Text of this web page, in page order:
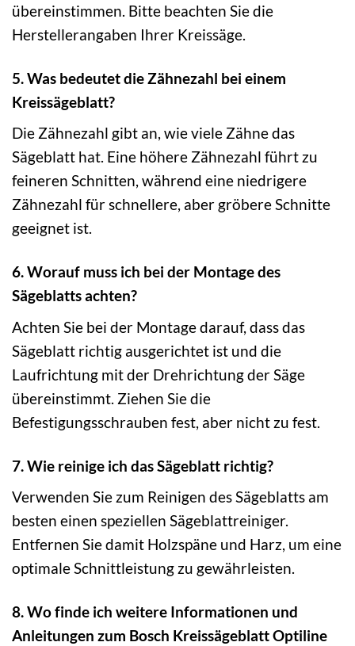
übereinstimmen. Bitte beachten Sie die
Herstellerangaben Ihrer Kreissäge.
5. Was bedeutet die Zähnezahl bei einem
Kreissägeblatt?
Die Zähnezahl gibt an, wie viele Zähne das
Sägeblatt hat. Eine höhere Zähnezahl führt zu
feineren Schnitten, während eine niedrigere
Zähnezahl für schnellere, aber gröbere Schnitte
geeignet ist.
6. Worauf muss ich bei der Montage des
Sägeblatts achten?
Achten Sie bei der Montage darauf, dass das
Sägeblatt richtig ausgerichtet ist und die
Laufrichtung mit der Drehrichtung der Säge
übereinstimmt. Ziehen Sie die
Befestigungsschrauben fest, aber nicht zu fest.
7. Wie reinige ich das Sägeblatt richtig?
Verwenden Sie zum Reinigen des Sägeblatts am
besten einen speziellen Sägeblattreiniger.
Entfernen Sie damit Holzspäne und Harz, um eine
optimale Schnittleistung zu gewährleisten.
8. Wo finde ich weitere Informationen und
Anleitungen zum Bosch Kreissägeblatt Optiline